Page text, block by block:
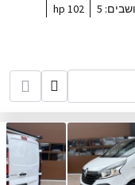
5
102 hp